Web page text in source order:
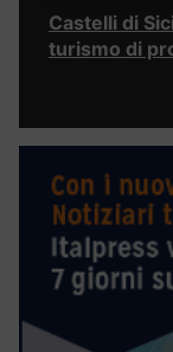
Castelli di
turismo di